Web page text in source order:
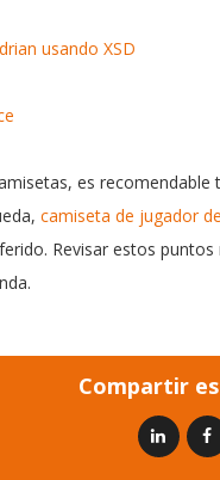
usando XSD
es
camiseta de jugador
Revisar estos
Compartir